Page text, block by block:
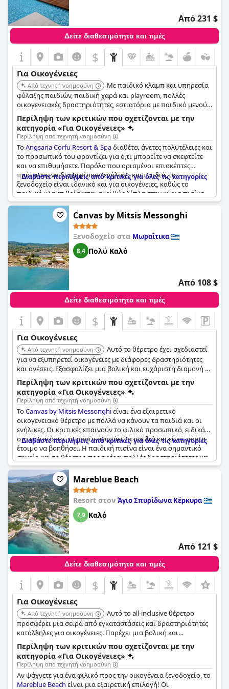
και το baby club, χρειάζονται περισσότερη συντήρηση. Παρ'
όλα αυτά, η επιλογή all-inclusive και η παιδική πισίνα και
παιδική χαρά το καθιστούν ιδανικό μέρος για οικογενειακές
διακοπές.
Από 231 $
Δείτε διαθεσιμότητα και τιμές
$
Για Οικογένειες
Από τεχνητή νοημοσύνη
Με παιδικό κλαμπ και υπηρεσία
φύλαξης παιδιών, παιδική χαρά και playroom, πολλές
οικογενειακές δραστηριότητες, εστιατόρια με παιδικό μενού,
ευρύχωρα οικογενειακά δωμάτια, πισίνες, καθώς και άφθονο
βρεφικό εξοπλισμό, αυτό είναι ιδανικό για οικογένειες.
Περίληψη των κριτικών που σχετίζονται με την
κατηγορία «Για Οικογένειες»
Περίληψη από τεχνητή νοημοσύνη
ΤοAngsana Corfu Resort & Spaδιαθέτει άνετες πολυτέλειες και
το προσωπικό του φροντίζει για ό,τι μπορείτε να σκεφτείτε
και να επιθυμήσετε. Παρόλο που ορισμένοι επισκέπτες
πρότειναν να διαχωρίσουν ενήλικες και παιδιά, το
ξενοδοχείο είναι ιδανικό και για οικογένειες, καθώς το
παιδικό κλαμπ βρίσκεται ακριβώς δίπλα στην κύρια πισίνα.
Το υπέροχο παιδικό κλαμπ παρέχει ένα ασφαλές και
διασκεδαστικό μέρος για τα παιδιά που περνούν το
μεγαλύτερο μέρος της ημέρας τους, επιτρέποντας στους
γονείς να χαλαρώσουν και να απολαύσουν τις διακοπές τους.
Το πρωινό είναι πλούσιο, ποικιλόμορφο και νόστιμο με τη
χρήση ποιοτικών υλικών. Επιπλέον, υπάρχουν πολλές
ξαπλώστρες δίπλα στην πισίνα και το προσωπικό μοιράζει
συχνά δωρεάν μπουκάλια με κρύο νερό. Συνολικά, το
ξενοδοχείο δεν απευθύνεται μόνο σε ενήλικες αλλά και σε
οικογένειες που θέλουν να δημιουργήσουν αξέχαστες
αναμνήσεις με τα παιδιά τους.
Διαβάστε περιλήψεις από κριτικές για όλες τις κατηγορίες
Canvas by Mitsis Messonghi
Ξενοδοχείο στα Μωραΐτικα
8,4 Πολύ Καλό
Από 108 $
Δείτε διαθεσιμότητα και τιμές
$
Για Οικογένειες
Από τεχνητή νοημοσύνη
Αυτό το θέρετρο έχει σχεδιαστεί
για να εξυπηρετεί οικογένειες με διάφορες δραστηριότητες
και ανέσεις. Εξασφαλίζει μια βολική και ευχάριστη διαμονή με
εγκαταστάσεις κατάλληλες για όλες τις ηλικίες.
Περίληψη των κριτικών που σχετίζονται με την
κατηγορία «Για Οικογένειες»
Περίληψη από τεχνητή νοημοσύνη
ΤοCanvas by Mitsis Messonghiείναι ένα εξαιρετικό
οικογενειακό θέρετρο με πολλά να κάνουν τα παιδιά και οι
ενήλικες. Οι κριτικές επαινούν το φιλικό προσωπικό, ειδικά
στο εστιατόριο, το οποίο αγαπάει τα παιδιά και είναι πάντα
έτοιμο να βοηθήσει. Η παιδική πισίνα είναι ένα σημαντικό
σημείο και το θέρετρο προσφέρει πολλές δραστηριότητες και
εγκαταστάσεις για παιδιά, συμπεριλαμβανομένου ενός μίνι
κλαμπ. Η τοποθεσία και οι εγκαταστάσεις είναι ιδανικές για
οικογένειες, ενώ διατίθενται superior οικογενειακά δωμάτια
και μπανγκαλόου δύο δωματίων. Οι κριτικοί επισημαίνουν
τις υπέροχες παροχές του θέρετρου για οικογένειες με παιδιά,
όπως παιδικές χαρές, μεγάλους χώρους για παιδιά και
βραδινή ψυχαγωγία κατάλληλη για όλες τις ηλικίες. Συνολικά,
το θέρετρο συνιστάται ανεπιφύλακτα για οικογένειες με
μικρά παιδιά.
Διαβάστε περιλήψεις από κριτικές για όλες τις κατηγορίες
Mareblue Beach
Resort στον Άγιο Σπυρίδωνα Κέρκυρα
7,9 Καλό
Από 121 $
Δείτε διαθεσιμότητα και τιμές
$
Για Οικογένειες
Από τεχνητή νοημοσύνη
Αυτό το all-inclusive θέρετρο
προσφέρει μια σειρά από εγκαταστάσεις και δραστηριότητες
κατάλληλες για οικογένειες. Παρέχει μια βολική και
ευχάριστη εμπειρία διακοπών με ανέσεις all-inclusive.
Περίληψη των κριτικών που σχετίζονται με την
κατηγορία «Για Οικογένειες»
Περίληψη από τεχνητή νοημοσύνη
Αν ψάχνετε για ένα φιλικό προς την οικογένεια ξενοδοχείο, το
Mareblue Beach είναι μια εξαιρετική επιλογή! Οι